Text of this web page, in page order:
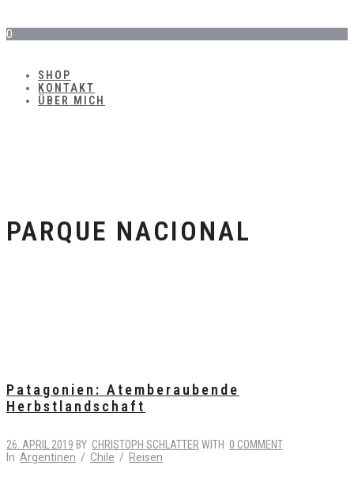
0
SHOP
KONTAKT
ÜBER MICH
PARQUE NACIONAL
Patagonien: Atemberaubende
Herbstlandschaft
26. APRIL 2019 BY CHRISTOPH SCHLATTER WITH 0 COMMENT
In Argentinen / Chile / Reisen